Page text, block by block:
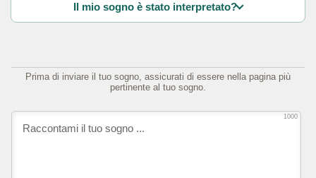
Il mio sogno è stato interpretato?
Prima di inviare il tuo sogno, assicurati di essere nella pagina più
pertinente al tuo sogno.
1000